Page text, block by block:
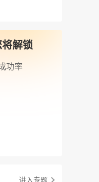
解锁
功率
进入专题